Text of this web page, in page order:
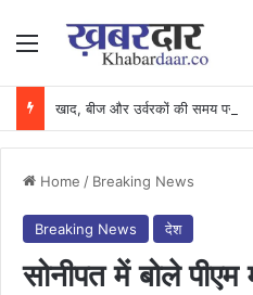
Menu
Home / Breaking News
Breaking News देश
सोनीपत में बोले पीएम